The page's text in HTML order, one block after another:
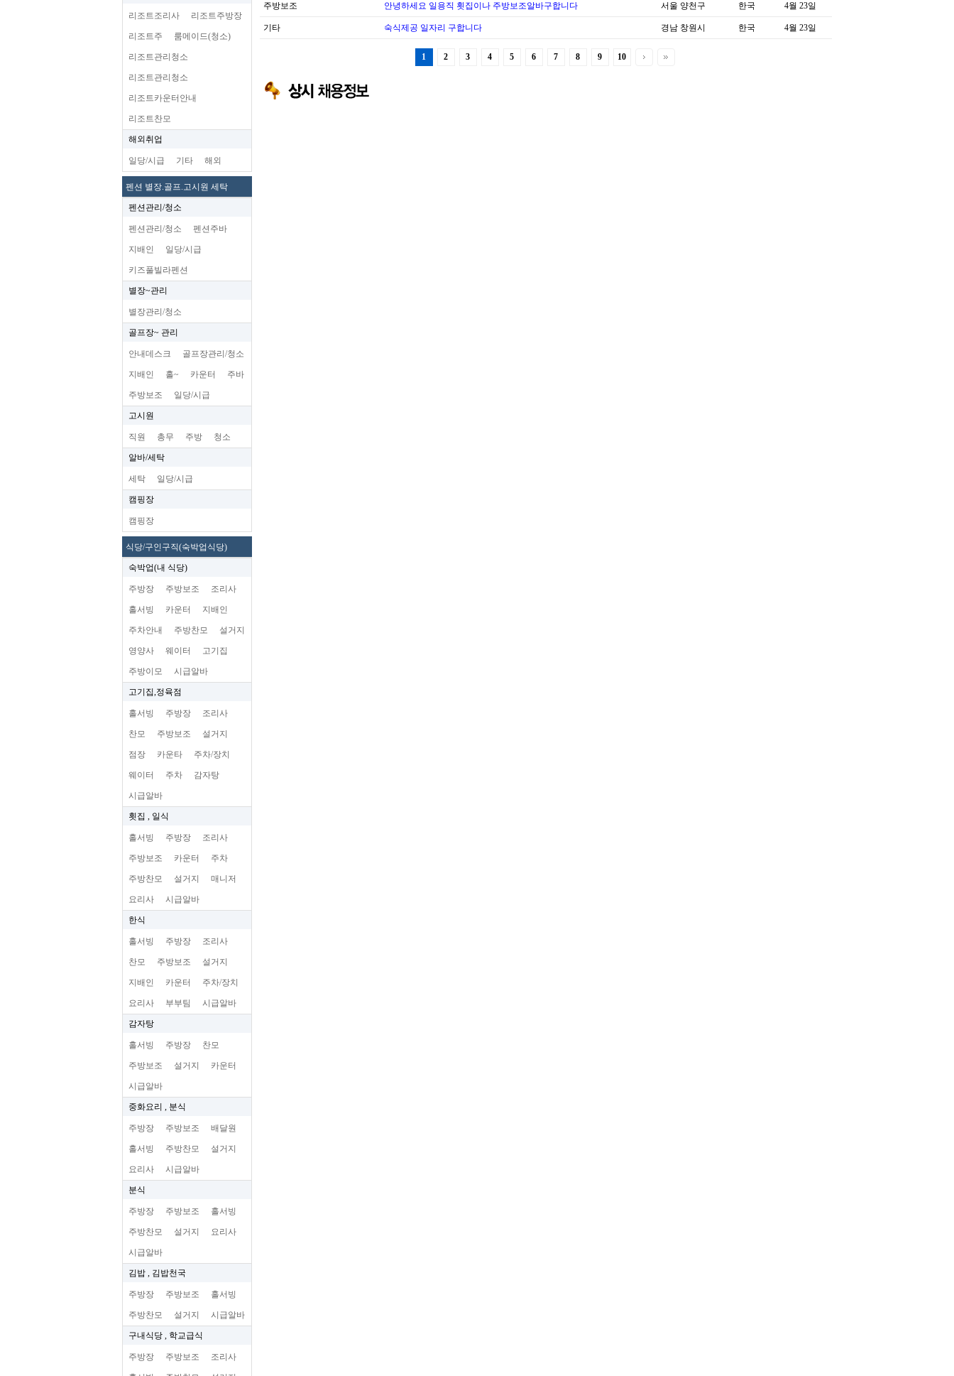
리조트조리사 리조트주방장
리조트주 룸메이드(청소)
리조트관리청소
리조트관리청소
리조트카운터안내
리조트찬모
해외취업
일당/시급 기타 해외
펜션 별장.골프.고시원 세탁
펜션관리/청소
펜션관리/청소 펜션주바
지배인 일당/시급
키즈풀빌라펜션
별장~관리
별장관리/청소
골프장~ 관리
안내데스크 골프장관리/청소
지배인 홀~ 카운터 주바
주방보조 일당/시급
고시원
직원 총무 주방 청소
알바/세탁
세탁 일당/시급
캠핑장
캠핑장
식당/구인구직(숙박업식당)
숙박업(내 식당)
주방장 주방보조 조리사
홀서빙 카운터 지배인
주차안내 주방찬모 설거지
영양사 웨이터 고기집
주방이모 시급알바
고기집,정육점
홀서빙 주방장 조리사
찬모 주방보조 설거지
점장 카운타 주차/장치
웨이터 주차 감자탕
시급알바
횟집 , 일식
홀서빙 주방장 조리사
주방보조 카운터 주차
주방찬모 설거지 매니저
요리사 시급알바
한식
홀서빙 주방장 조리사
찬모 주방보조 설거지
지배인 카운터 주차/장치
요리사 부부팀 시급알바
감자탕
홀서빙 주방장 찬모
주방보조 설거지 카운터
시급알바
중화요리 , 분식
주방장 주방보조 배달원
홀서빙 주방찬모 설거지
요리사 시급알바
분식
주방장 주방보조 홀서빙
주방찬모 설거지 요리사
시급알바
김밥 , 김밥천국
주방장 주방보조 홀서빙
주방찬모 설거지 시급알바
구내식당 , 학교급식
주방장 주방보조 조리사
주방보조 안녕하세요 일용직 횟집이나 주방보조알바구합니다 서울 양천구 한국 4월 23일
기타 숙식제공 일자리 구합니다 경남 창원시 한국 4월 23일
1 2 3 4 5 6 7 8 9 10